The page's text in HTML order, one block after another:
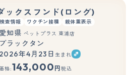
ックスフンド(ロング)
査情報 ワクチン接種 親体重表示
愛知県 ペットプラス 東浦店
ブラックタン
2026年4月23日 生まれ
格:143,000 円 税込